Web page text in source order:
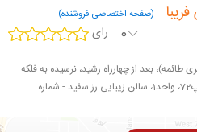
(صفحه اختصاصی فروشنده)
رای 0
طائمه)، بعد از چهارراه رشید، نرسیده به فلکه
اول، جنب رستوران لوکس زرین، پ72، واحد1، سالن زیبایی رز سفید - شماره